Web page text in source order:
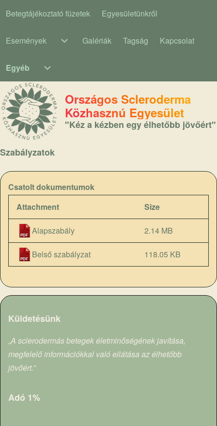
Main navigation
Betegtájékoztató füzetek Egyesületünkről
Események
Események sub-navigation
Galériák Tagság Kapcsolat
Egyéb
Országos Scleroderma
Közhasznú Egyesület
"Kéz a kézben egy élhetőbb jövőért"
Szabályzatok
Csatolt dokumentumok
Attachment
Size
Alapszabály 2.14 MB
Belső szabályzat 118.05 KB
Küldetésünk
„A sclerodermás betegek életminőségének javítása,
megfelelő információkkal való ellátása az élhetőbb
jövőért.”
Adó 1%